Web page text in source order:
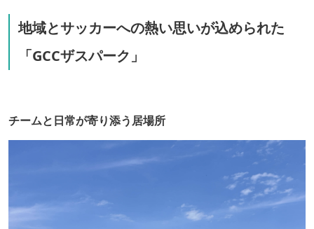
地域とサッカーへの熱い思いが込められた
「GCCザスパーク」
チームと日常が寄り添う居場所